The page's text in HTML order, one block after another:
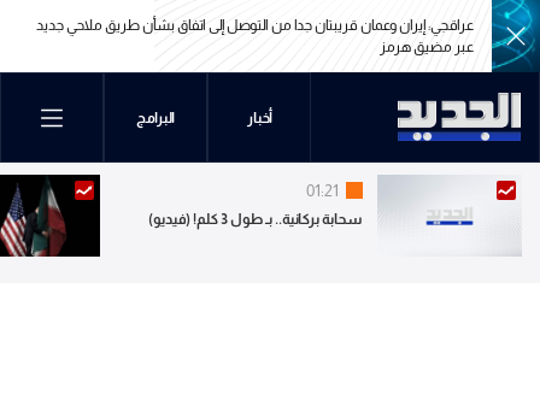
طريق ملاحي جديد
طريق ملاحي جديد
الرئيس الإيراني مسعود بزشكيان: الجانب الأميركي خالف بند مضيق هرمز
مذكرة التفاهم ونحن بدورنا رددنا عليهم
الرئيس الإيراني مسعود بزشكيان: الجانب الأميركي خالف بند مضيق هرمز
مذكرة التفاهم ونحن بدورنا رددنا عليهم
أخبار البرامج
01:21
سحابة بركانية.. بـ طول 3 كلم! (فيديو)